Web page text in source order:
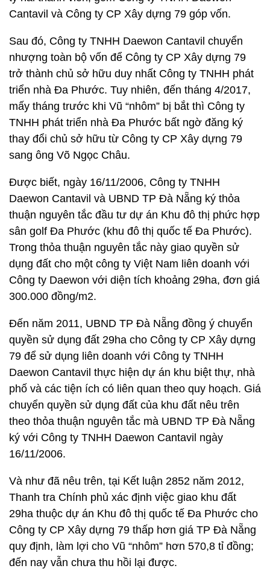
Cantavil và Công ty CP Xây dựng 79 góp vốn.
Sau đó, Công ty TNHH Daewon Cantavil chuyển
nhượng toàn bộ vốn để Công ty CP Xây dựng 79
trở thành chủ sở hữu duy nhất Công ty TNHH phát
triển nhà Đa Phước. Tuy nhiên, đến tháng 4/2017,
mấy tháng trước khi Vũ “nhôm” bị bắt thì Công ty
TNHH phát triển nhà Đa Phước bất ngờ đăng ký
thay đổi chủ sở hữu từ Công ty CP Xây dựng 79
sang ông Võ Ngọc Châu.
Được biết, ngày 16/11/2006, Công ty TNHH
Daewon Cantavil và UBND TP Đà Nẵng ký thỏa
thuận nguyên tắc đầu tư dự án Khu đô thị phức hợp
sân golf Đa Phước (khu đô thị quốc tế Đa Phước).
Trong thỏa thuận nguyên tắc này giao quyền sử
dụng đất cho một công ty Việt Nam liên doanh với
Công ty Daewon với diện tích khoảng 29ha, đơn giá
300.000 đồng/m2.
Đến năm 2011, UBND TP Đà Nẵng đồng ý chuyển
quyền sử dụng đất 29ha cho Công ty CP Xây dựng
79 để sử dụng liên doanh với Công ty TNHH
Daewon Cantavil thực hiện dự án khu biệt thự, nhà
phố và các tiện ích có liên quan theo quy hoạch. Giá
chuyển quyền sử dụng đất của khu đất nêu trên
theo thỏa thuận nguyên tắc mà UBND TP Đà Nẵng
ký với Công ty TNHH Daewon Cantavil ngày
16/11/2006.
Và như đã nêu trên, tại Kết luận 2852 năm 2012,
Thanh tra Chính phủ xác định việc giao khu đất
29ha thuộc dự án Khu đô thị quốc tế Đa Phước cho
Công ty CP Xây dựng 79 thấp hơn giá TP Đà Nẵng
quy định, làm lợi cho Vũ “nhôm” hơn 570,8 tỉ đồng;
đến nay vẫn chưa thu hồi lại được.